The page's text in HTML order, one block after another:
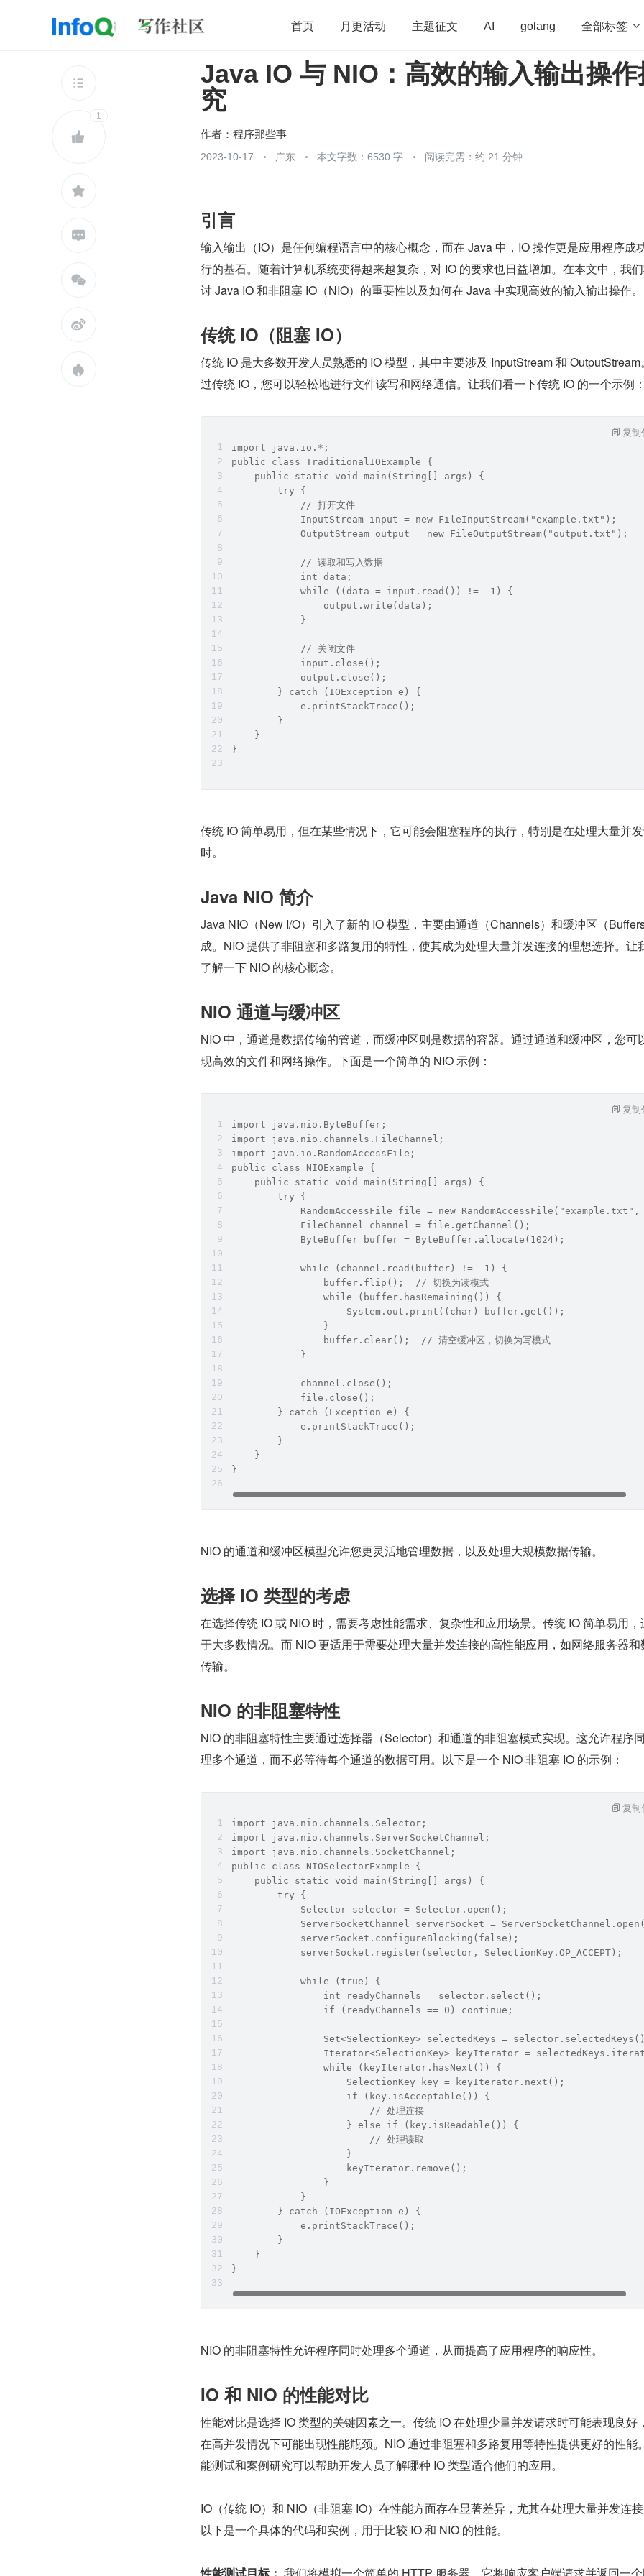
首页 月更活动 主题征文 AI golang 全部标签 
开源 架构 OpenHarmony 算法 学习方法 Web3.0 高
查看更多


1





Java IO 与 NIO：高效的输入输出操作
究
作者： 程序那些事
2023-10-17 广东 本文字数：6530 字 阅读完需：约 21 分钟
引言
输入输出（IO）是任何编程语言中的核心概念，而在 Java 中，IO 操作更是应用程序成
行的基石。随着计算机系统变得越来越复杂，对 IO 的要求也日益增加。在本文中，我
讨 Java IO 和非阻塞 IO（NIO）的重要性以及如何在 Java 中实现高效的输入输出操作。
传统 IO（阻塞 IO）
传统 IO 是大多数开发人员熟悉的 IO 模型，其中主要涉及 InputStream 和 OutputStream
过传统 IO，您可以轻松地进行文件读写和网络通信。让我们看一下传统 IO 的一个示例：
import java.io.*;
public class TraditionalIOExample {
    public static void main(String[] args) {
        try {
            // 打开文件
            InputStream input = new FileInputStream("example.txt");
            OutputStream output = new FileOutputStream("output.txt");
            // 读取和写入数据
            int data;
            while ((data = input.read()) != -1) {
                output.write(data);
            }
            // 关闭文件
            input.close();
            output.close();
        } catch (IOException e) {
            e.printStackTrace();
        }
    }
}
复制
传统 IO 简单易用，但在某些情况下，它可能会阻塞程序的执行，特别是在处理大量并
时。
Java NIO 简介
Java NIO（New I/O）引入了新的 IO 模型，主要由通道（Channels）和缓冲区（
成。NIO 提供了非阻塞和多路复用的特性，使其成为处理大量并发连接的理想选择。让
了解一下 NIO 的核心概念。
NIO 通道与缓冲区
NIO 中，通道是数据传输的管道，而缓冲区则是数据的容器。通过通道和缓冲区，您可
现高效的文件和网络操作。下面是一个简单的 NIO 示例：
import java.nio.ByteBuffer;
import java.nio.channels.FileChannel;
import java.io.RandomAccessFile;
public class NIOExample {
    public static void main(String[] args) {
        try {
RandomAccessFile file = new RandomAccessFile("example.txt",
            FileChannel channel = file.getChannel();
            ByteBuffer buffer = ByteBuffer.allocate(1024);
            while (channel.read(buffer) != -1) {
                buffer.flip();  // 切换为读模式
                while (buffer.hasRemaining()) {
                    System.out.print((char) buffer.get());
                }
                buffer.clear();  // 清空缓冲区，切换为写模式
            }
            channel.close();
            file.close();
        } catch (Exception e) {
            e.printStackTrace();
        }
    }
}
复制
NIO 的通道和缓冲区模型允许您更灵活地管理数据，以及处理大规模数据传输。
选择 IO 类型的考虑
在选择传统 IO 或 NIO 时，需要考虑性能需求、复杂性和应用场景。传统 IO 简单易用，
于大多数情况。而 NIO 更适用于需要处理大量并发连接的高性能应用，如网络服务器和
传输。
NIO 的非阻塞特性
NIO 的非阻塞特性主要通过选择器（Selector）和通道的非阻塞模式实现。这允许程序
理多个通道，而不必等待每个通道的数据可用。以下是一个 NIO 非阻塞 IO 的示例：
import java.nio.channels.Selector;
import java.nio.channels.ServerSocketChannel;
import java.nio.channels.SocketChannel;
public class NIOSelectorExample {
    public static void main(String[] args) {
        try {
            Selector selector = Selector.open();
ServerSocketChannel serverSocket =
            serverSocket.configureBlocking(false);
            serverSocket.register(selector, SelectionKey.OP_ACCEPT);
            while (true) {
                int readyChannels = selector.select();
                if (readyChannels == 0) continue;
Set<SelectionKey> selectedKeys =
Iterator<SelectionKey> keyIterator =
                while (keyIterator.hasNext()) {
                    SelectionKey key = keyIterator.next();
                    if (key.isAcceptable()) {
                        // 处理连接
                    } else if (key.isReadable()) {
                        // 处理读取
                    }
                    keyIterator.remove();
                }
            }
        } catch (IOException e) {
            e.printStackTrace();
        }
    }
}
复制
NIO 的非阻塞特性允许程序同时处理多个通道，从而提高了应用程序的响应性。
IO 和 NIO 的性能对比
性能对比是选择 IO 类型的关键因素之一。传统 IO 在处理少量并发请求时可能表现良好
在高并发情况下可能出现性能瓶颈。NIO 通过非阻塞和多路复用等特性提供更好的性能
能测试和案例研究可以帮助开发人员了解哪种 IO 类型适合他们的应用。
IO（传统 IO）和 NIO（非阻塞 IO）在性能方面存在显著差异，尤其在处理大量并发连接
以下是一个具体的代码和实例，用于比较 IO 和 NIO 的性能。